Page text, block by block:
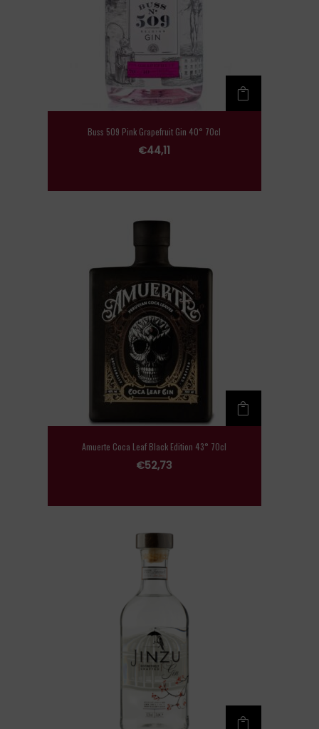
Buss 509 Pink Grapefruit Gin 40° 70cl
€44,11
Amuerte Coca Leaf Black Edition 43° 70cl
€52,73